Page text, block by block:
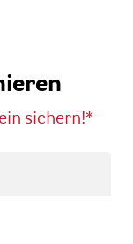
sichern!*